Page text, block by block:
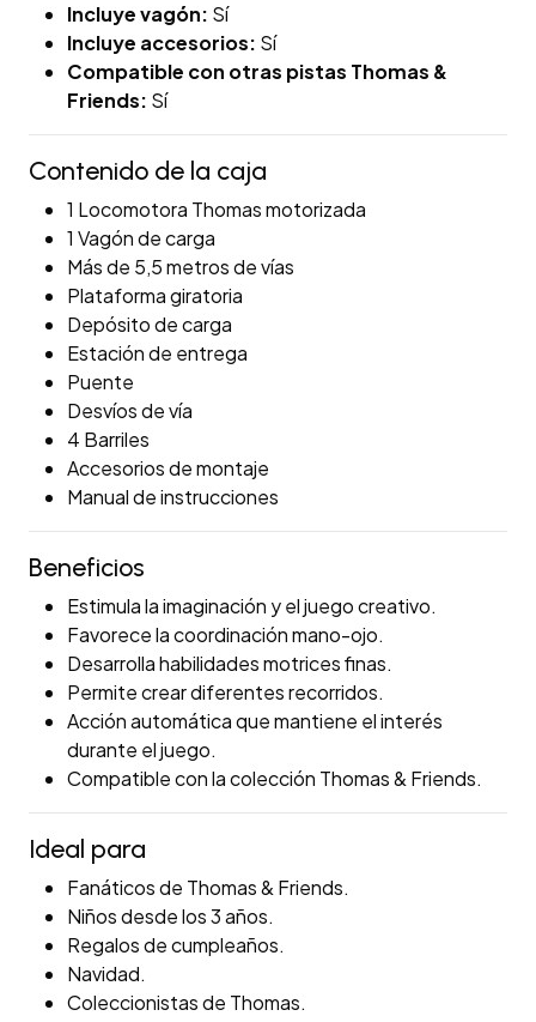
Incluye vagón: Sí
Incluye accesorios: Sí
Compatible con otras pistas Thomas &
Friends: Sí
Contenido de la caja
1 Locomotora Thomas motorizada
1 Vagón de carga
Más de 5,5 metros de vías
Plataforma giratoria
Depósito de carga
Estación de entrega
Puente
Desvíos de vía
4 Barriles
Accesorios de montaje
Manual de instrucciones
Beneficios
Estimula la imaginación y el juego creativo.
Favorece la coordinación mano-ojo.
Desarrolla habilidades motrices finas.
Permite crear diferentes recorridos.
Acción automática que mantiene el interés
durante el juego.
Compatible con la colección Thomas & Friends.
Ideal para
Fanáticos de Thomas & Friends.
Niños desde los 3 años.
Regalos de cumpleaños.
Navidad.
Coleccionistas de Thomas.